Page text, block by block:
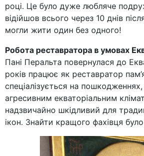
році. Це було дуже любляче
відійшов всього через 10 днів
могли жити один без одного!
Робота реставратора в умовах
Пані Перальта повернулася до
років працює як реставратор
спеціалізується на
агресивним екваторіальним
надзвичайно шкідливий для
ікон. Знайти кращого фахівця